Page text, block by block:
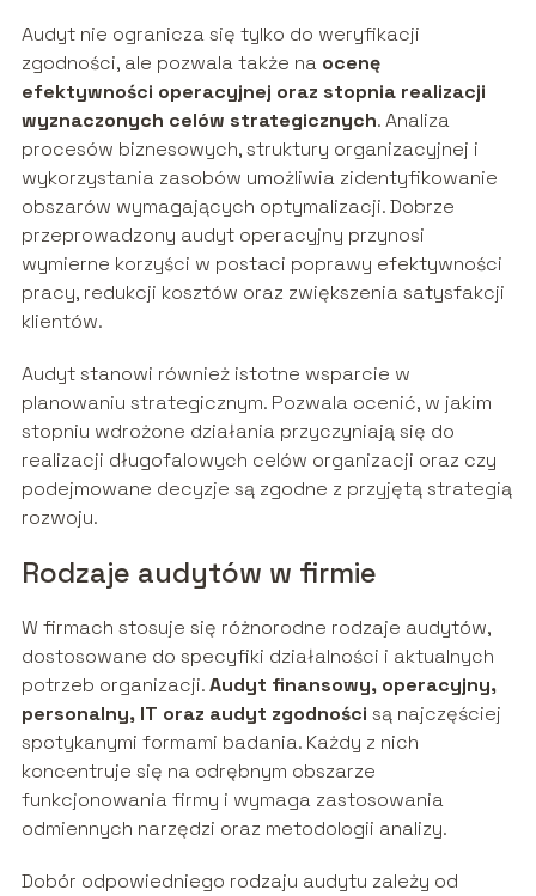
Audyt nie ogranicza się tylko do weryfikacji
zgodności, ale pozwala także na ocenę
efektywności operacyjnej oraz stopnia realizacji
wyznaczonych celów strategicznych. Analiza
procesów biznesowych, struktury organizacyjnej i
wykorzystania zasobów umożliwia zidentyfikowanie
obszarów wymagających optymalizacji. Dobrze
przeprowadzony audyt operacyjny przynosi
wymierne korzyści w postaci poprawy efektywności
pracy, redukcji kosztów oraz zwiększenia satysfakcji
klientów.
Audyt stanowi również istotne wsparcie w
planowaniu strategicznym. Pozwala ocenić, w jakim
stopniu wdrożone działania przyczyniają się do
realizacji długofalowych celów organizacji oraz czy
podejmowane decyzje są zgodne z przyjętą strategią
rozwoju.
Rodzaje audytów w firmie
W firmach stosuje się różnorodne rodzaje audytów,
dostosowane do specyfiki działalności i aktualnych
potrzeb organizacji.Audyt finansowy, operacyjny,
personalny, IT oraz audyt zgodności są najczęściej
spotykanymi formami badania. Każdy z nich
koncentruje się na odrębnym obszarze
funkcjonowania firmy i wymaga zastosowania
odmiennych narzędzi oraz metodologii analizy.
Dobór odpowiedniego rodzaju audytu zależy od